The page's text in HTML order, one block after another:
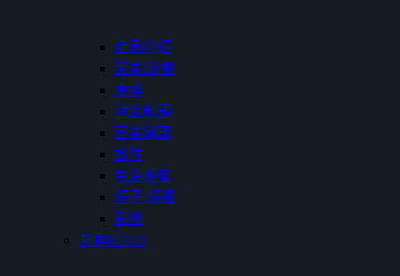
產品介紹
面盆/浴櫃
馬桶
沐浴龍頭
面盆龍頭
掛件
免治便座
鏡子/鏡櫃
其他
美國RECO